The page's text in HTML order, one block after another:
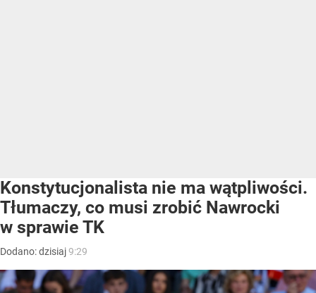
Konstytucjonalista nie ma wątpliwości.
Tłumaczy, co musi zrobić Nawrocki
w sprawie TK
Dodano:dzisiaj9:29